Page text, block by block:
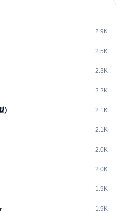
2.9K
2.5K
2.3K
2.2K
2.1K
2.1K
2.0K
2.0K
1.9K
1.9K